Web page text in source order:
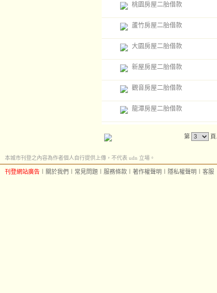
桃園房屋二胎借款
蘆竹房屋二胎借款
大園房屋二胎借款
新屋房屋二胎借款
觀音房屋二胎借款
龍潭房屋二胎借款
第
本城市刊登之內容為作者個人自行提供上傳，不代表 udn 立場。
刊登網站廣告 關於我們 常見問題 服務條款 著作權聲明 隱私權聲明 客服